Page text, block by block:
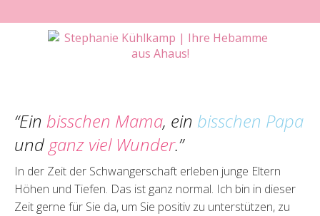
“Ein bisschen Mama, ein bisschen Papa
und ganz viel Wunder.”
In der Zeit der Schwangerschaft erleben junge Eltern
Höhen und Tiefen. Das ist ganz normal. Ich bin in dieser
Zeit gerne für Sie da, um Sie positiv zu unterstützen, zu